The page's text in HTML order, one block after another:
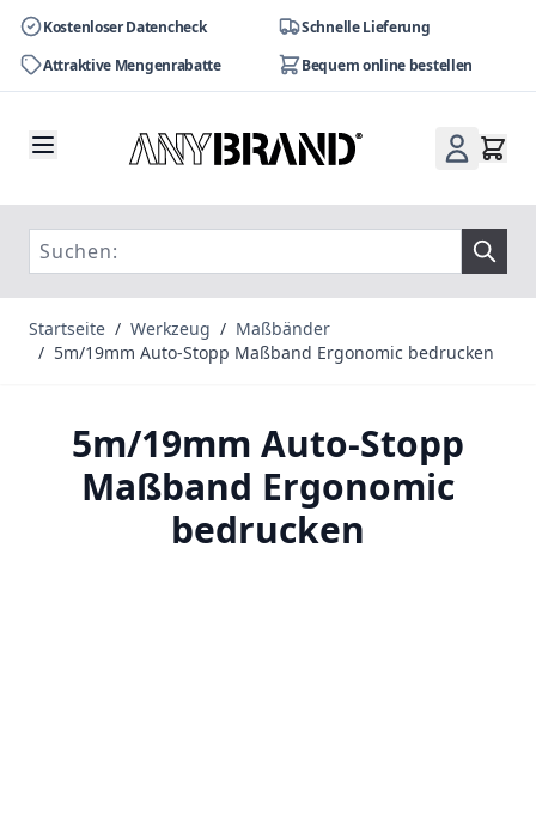
Kostenloser Datencheck
Schnelle Lieferung
Attraktive Mengenrabatte
Bequem online bestellen
Startseite / Werkzeug / Maßbänder
/ 5m/19mm Auto-Stopp Maßband Ergonomic bedrucken
5m/19mm Auto-Stopp
Maßband Ergonomic
bedrucken